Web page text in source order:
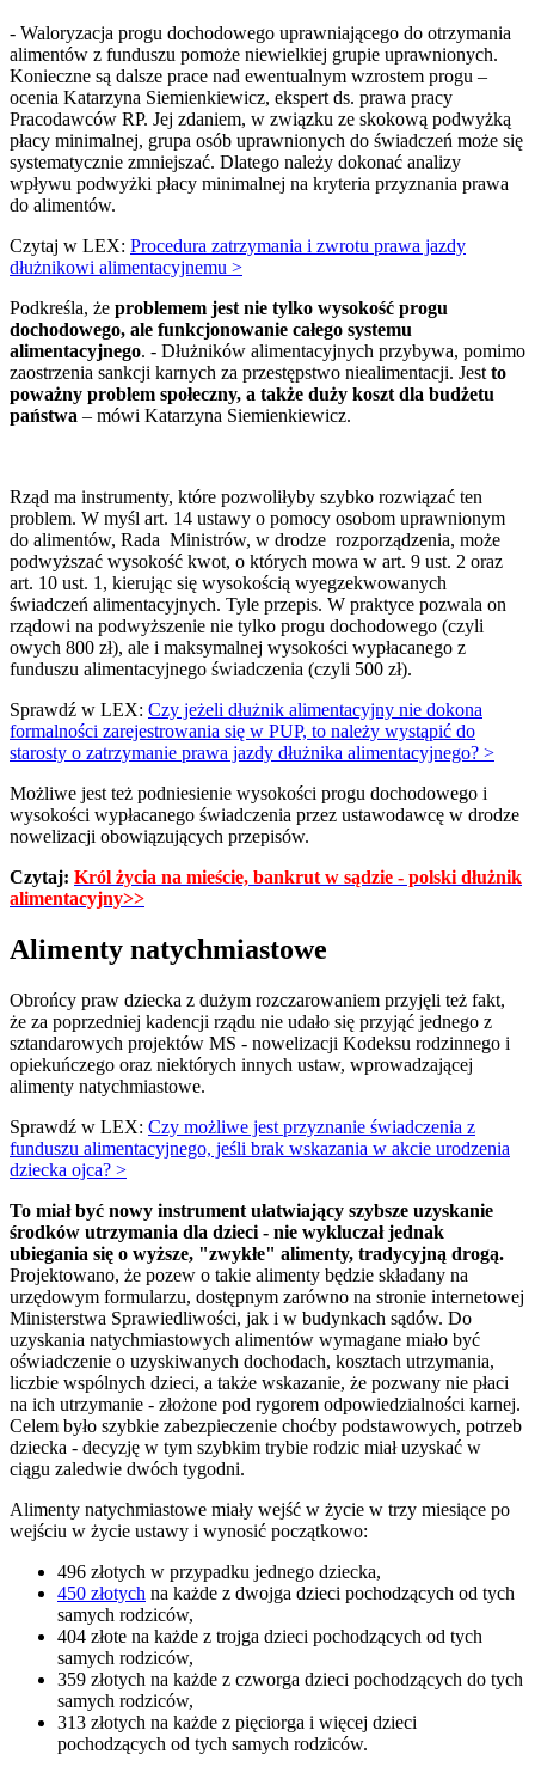
- Waloryzacja progu dochodowego uprawniającego do otrzymania
alimentów z funduszu pomoże niewielkiej grupie uprawnionych.
Konieczne są dalsze prace nad ewentualnym wzrostem progu –
ocenia Katarzyna Siemienkiewicz, ekspert ds. prawa pracy
Pracodawców RP. Jej zdaniem, w związku ze skokową podwyżką
płacy minimalnej, grupa osób uprawnionych do świadczeń może się
systematycznie zmniejszać. Dlatego należy dokonać analizy
wpływu podwyżki płacy minimalnej na kryteria przyznania prawa
do alimentów.
Czytaj w LEX: Procedura zatrzymania i zwrotu prawa jazdy
dłużnikowi alimentacyjnemu >
Podkreśla, że problemem jest nie tylko wysokość progu
dochodowego, ale funkcjonowanie całego systemu
alimentacyjnego. - Dłużników alimentacyjnych przybywa, pomimo
zaostrzenia sankcji karnych za przestępstwo niealimentacji. Jest to
poważny problem społeczny, a także duży koszt dla budżetu
państwa – mówi Katarzyna Siemienkiewicz.
Rząd ma instrumenty, które pozwoliłyby szybko rozwiązać ten
problem. W myśl art. 14 ustawy o pomocy osobom uprawnionym
do alimentów, Rada Ministrów, w drodze rozporządzenia, może
podwyższać wysokość kwot, o których mowa w art. 9 ust. 2 oraz
art. 10 ust. 1, kierując się wysokością wyegzekwowanych
świadczeń alimentacyjnych. Tyle przepis. W praktyce pozwala on
rządowi na podwyższenie nie tylko progu dochodowego (czyli
owych 800 zł), ale i maksymalnej wysokości wypłacanego z
funduszu alimentacyjnego świadczenia (czyli 500 zł).
Sprawdź w LEX: Czy jeżeli dłużnik alimentacyjny nie dokona
formalności zarejestrowania się w PUP, to należy wystąpić do
starosty o zatrzymanie prawa jazdy dłużnika alimentacyjnego? >
Możliwe jest też podniesienie wysokości progu dochodowego i
wysokości wypłacanego świadczenia przez ustawodawcę w drodze
nowelizacji obowiązujących przepisów.
Czytaj: Król życia na mieście, bankrut w sądzie - polski dłużnik
alimentacyjny>>
Alimenty natychmiastowe
Obrońcy praw dziecka z dużym rozczarowaniem przyjęli też fakt,
że za poprzedniej kadencji rządu nie udało się przyjąć jednego z
sztandarowych projektów MS - nowelizacji Kodeksu rodzinnego i
opiekuńczego oraz niektórych innych ustaw, wprowadzającej
alimenty natychmiastowe.
Sprawdź w LEX: Czy możliwe jest przyznanie świadczenia z
funduszu alimentacyjnego, jeśli brak wskazania w akcie urodzenia
dziecka ojca? >
To miał być nowy instrument ułatwiający szybsze uzyskanie
środków utrzymania dla dzieci - nie wykluczał jednak
ubiegania się o wyższe, "zwykłe" alimenty, tradycyjną drogą.
Projektowano, że pozew o takie alimenty będzie składany na
urzędowym formularzu, dostępnym zarówno na stronie internetowej
Ministerstwa Sprawiedliwości, jak i w budynkach sądów. Do
uzyskania natychmiastowych alimentów wymagane miało być
oświadczenie o uzyskiwanych dochodach, kosztach utrzymania,
liczbie wspólnych dzieci, a także wskazanie, że pozwany nie płaci
na ich utrzymanie - złożone pod rygorem odpowiedzialności karnej.
Celem było szybkie zabezpieczenie choćby podstawowych, potrzeb
dziecka - decyzję w tym szybkim trybie rodzic miał uzyskać w
ciągu zaledwie dwóch tygodni.
Alimenty natychmiastowe miały wejść w życie w trzy miesiące po
wejściu w życie ustawy i wynosić początkowo:
496 złotych w przypadku jednego dziecka,
450 złotych na każde z dwojga dzieci pochodzących od tych
samych rodziców,
404 złote na każde z trojga dzieci pochodzących od tych
samych rodziców,
359 złotych na każde z czworga dzieci pochodzących do tych
samych rodziców,
313 złotych na każde z pięciorga i więcej dzieci
pochodzących od tych samych rodziców.